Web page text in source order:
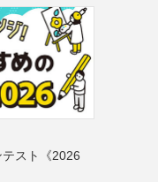
スト《2026